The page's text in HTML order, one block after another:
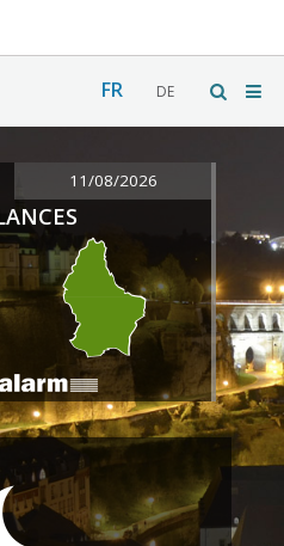
FR DE
11/08/2026